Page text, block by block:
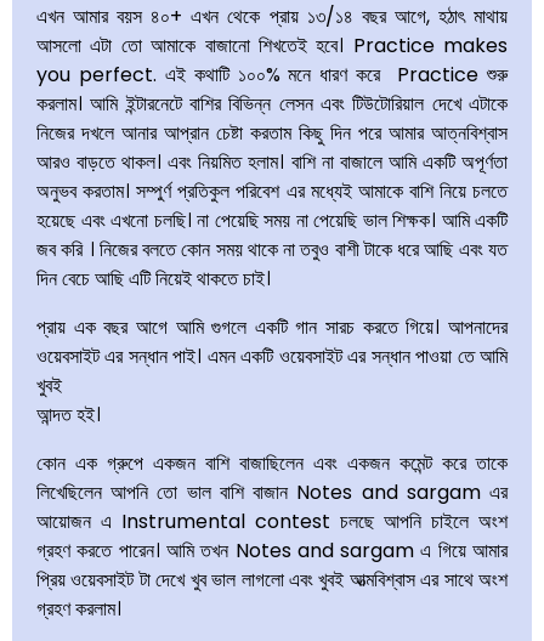
এখন আমার বয়স ৪০+ এখন থেকে প্রায় ১৩/১৪ বছর আগে, হঠাৎ মাথায়
আসলো এটা তো আমাকে বাজানো শিখতেই হবে। Practice makes
you perfect. এই কথাটি ১০০% মনে ধারণ করে Practice শুরু
করলাম। আমি ইন্টারনেটে বাশির বিভিন্ন লেসন এবং টিউটোরিয়াল দেখে এটাকে
নিজের দখলে আনার আপ্রান চেষ্টা করতাম কিছু দিন পরে আমার আত্নবিশ্বাস
আরও বাড়তে থাকল। এবং নিয়মিত হলাম। বাশি না বাজালে আমি একটি অপূর্ণতা
অনুভব করতাম। সম্পুর্ণ প্রতিকুল পরিবেশ এর মধ্যেই আমাকে বাশি নিয়ে চলতে
হয়েছে এবং এখনো চলছি। না পেয়েছি সময় না পেয়েছি ভাল শিক্ষক। আমি একটি
জব করি । নিজের বলতে কোন সময় থাকে না তবুও বাশী টাকে ধরে আছি এবং যত
দিন বেচে আছি এটি নিয়েই থাকতে চাই।
প্রায় এক বছর আগে আমি গুগলে একটি গান সারচ করতে গিয়ে। আপনাদের
ওয়েবসাইট এর সন্ধান পাই। এমন একটি ওয়েবসাইট এর সন্ধান পাওয়া তে আমি
খুবই
আন্দত হই।
কোন এক গ্রুপে একজন বাশি বাজাছিলেন এবং একজন কমেন্ট করে তাকে
লিখেছিলেন আপনি তো ভাল বাশি বাজান Notes and sargam এর
আয়োজন এ Instrumental contest চলছে আপনি চাইলে অংশ
গ্রহণ করতে পারেন। আমি তখন Notes and sargam এ গিয়ে আমার
প্রিয় ওয়েবসাইট টা দেখে খুব ভাল লাগলো এবং খুবই আত্মবিশ্বাস এর সাথে অংশ
গ্রহণ করলাম।